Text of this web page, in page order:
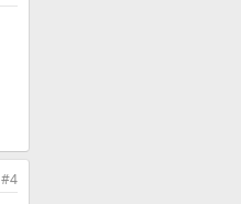
#4